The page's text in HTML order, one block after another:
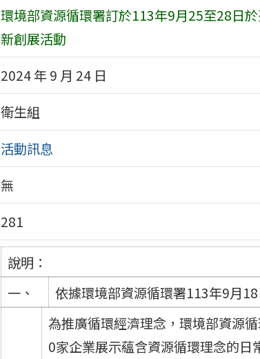
環境部資源循環署訂於113年9月25至28日
新創展活動
2024 年 9 月 24 日
衛生組
活動訊息
無
281
說明：
一、
依據環境部資源循環署113年9月
為推廣循環經濟理念，環境部資源
0家企業展示蘊含資源循環理念的